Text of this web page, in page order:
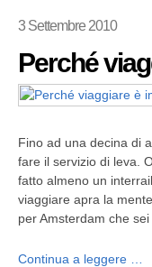
3 Settembre 2010
Perché
Fino ad una decina di
fare il servizio di leva.
fatto almeno un
viaggiare apra la
per Amsterdam che sei
Continua a leggere …